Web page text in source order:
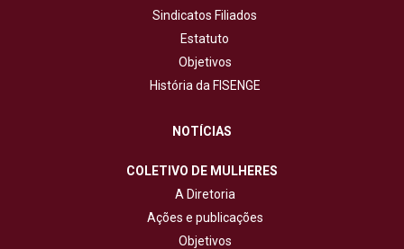
Sindicatos Filiados
Estatuto
Objetivos
História da FISENGE
NOTÍCIAS
COLETIVO DE MULHERES
A Diretoria
Ações e publicações
Objetivos